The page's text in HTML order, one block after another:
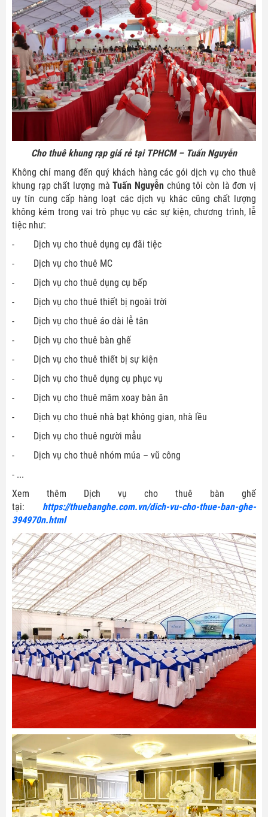
Cho thuê khung rạp giá rẻ tại TPHCM – Tuấn Nguyễn
Không chỉ mang đến quý khách hàng các gói dịch vụ cho thuê
khung rạp chất lượng màTuấn Nguyễn chúng tôi còn là đơn vị
uy tín cung cấp hàng loạt các dịch vụ khác cũng chất lượng
không kém trong vai trò phục vụ các sự kiện, chương trình, lễ
tiệc như:
- Dịch vụ cho thuê dụng cụ đãi tiệc
- Dịch vụ cho thuê MC
- Dịch vụ cho thuê dụng cụ bếp
- Dịch vụ cho thuê thiết bị ngoài trời
- Dịch vụ cho thuê áo dài lễ tân
- Dịch vụ cho thuê bàn ghế
- Dịch vụ cho thuê thiết bị sự kiện
- Dịch vụ cho thuê dụng cụ phục vụ
- Dịch vụ cho thuê mâm xoay bàn ăn
- Dịch vụ cho thuê nhà bạt không gian, nhà lều
- Dịch vụ cho thuê người mẫu
- Dịch vụ cho thuê nhóm múa – vũ công
- ...
Xem thêm Dịch vụ cho thuê bàn ghế
tại: https://thuebanghe.com.vn/dich-vu-cho-thue-ban-ghe-
394970n.html